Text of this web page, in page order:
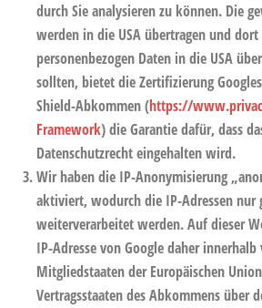
durch Sie analysieren zu können. Die
werden in die USA übertragen und dort
personenbezogen Daten in die USA
sollten, bietet die Zertifizierung
Shield-Abkommen (https://
Framework) die Garantie dafür, dass
Datenschutzrecht eingehalten wird.
Wir haben die IP-Anonymisierung
aktiviert, wodurch die IP-Adressen nur
weiterverarbeitet werden. Auf dieser
IP-Adresse von Google daher innerhalb
Mitgliedstaaten der Europäischen
Vertragsstaaten des Abkommens über